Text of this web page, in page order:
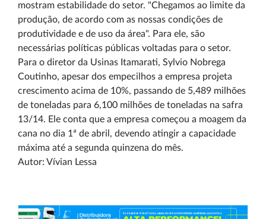
mostram estabilidade do setor. "Chegamos ao limite da
produção, de acordo com as nossas condições de
produtividade e de uso da área". Para ele, são
necessárias políticas públicas voltadas para o setor.
Para o diretor da Usinas Itamarati, Sylvio Nobrega
Coutinho, apesar dos empecilhos a empresa projeta
crescimento acima de 10%, passando de 5,489 milhões
de toneladas para 6,100 milhões de toneladas na safra
13/14. Ele conta que a empresa começou a moagem da
cana no dia 1ª de abril, devendo atingir a capacidade
máxima até a segunda quinzena do mês.
Autor: Vívian Lessa